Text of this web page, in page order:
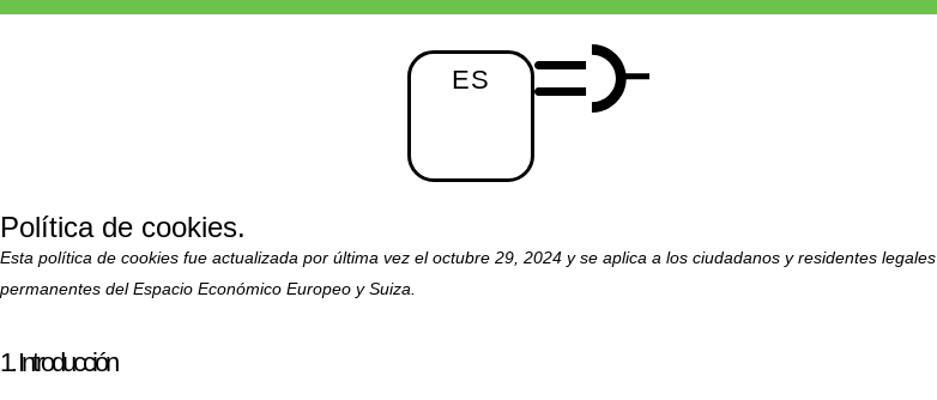
ES
Política de cookies.
Esta política de cookies fue actualizada por última vez el octubre 29, 2024 y se aplica a los ciudadanos y residentes legales
permanentes del Espacio Económico Europeo y Suiza.
1. Introducción